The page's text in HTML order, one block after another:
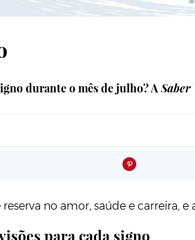
durante o mês de julho? A Saber
no amor, saúde e carreira,
para cada signo